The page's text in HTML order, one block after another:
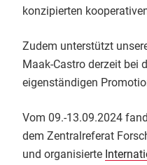
konzipierten
Zudem unterstützt
Maak-Castro derzeit bei
eigenständigen
Vom 09.-13.09.2024
dem Zentralreferat
und organisierte